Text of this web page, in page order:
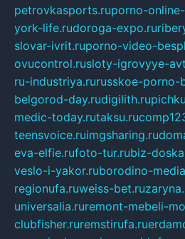
petrovkasports.ruporno-
york-life.rudoroga-expo.ru
slovar-ivrit.ruporno-video-
ovucontrol.rusloty-igrovyye-
ru-industriya.rurusskoe-porno-
belgorod-day.rudigilith.ru
medic-today.rutaksu.ru
teensvoice.ruimgsharing.ru
eva-elfie.rufoto-tur.rubiz-
veslo-i-yakor.ruborodino-
regionufa.ruweiss-bet.ru
universalia.ruremont-mebeli-
clubfisher.ruremstirufa.ru